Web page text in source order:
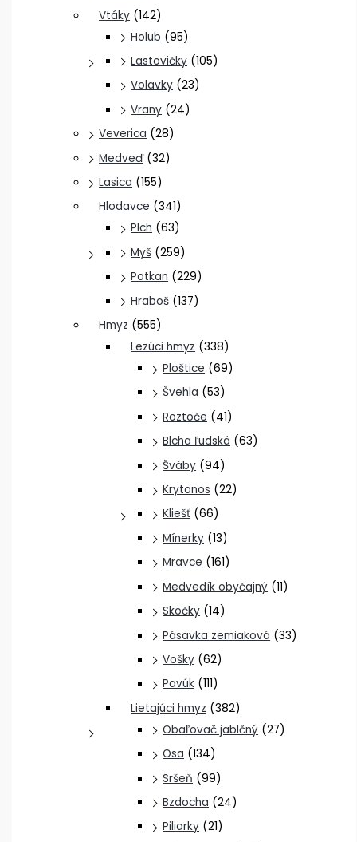
Vtáky (142)
Holub (95)
Lastovičky (105)
Volavky (23)
Vrany (24)
Veverica (28)
Medveď (32)
Lasica (155)
Hlodavce (341)
Plch (63)
Myš (259)
Potkan (229)
Hraboš (137)
Hmyz (555)
Lezúci hmyz (338)
Ploštice (69)
Švehla (53)
Roztoče (41)
Blcha ľudská (63)
Šváby (94)
Krytonos (22)
Kliešť (66)
Mínerky (13)
Mravce (161)
Medvedík obyčajný (11)
Skočky (14)
Pásavka zemiaková (33)
Vošky (62)
Pavúk (111)
Lietajúci hmyz (382)
Obaľovač jablčný (27)
Osa (134)
Sršeň (99)
Bzdocha (24)
Piliarky (21)